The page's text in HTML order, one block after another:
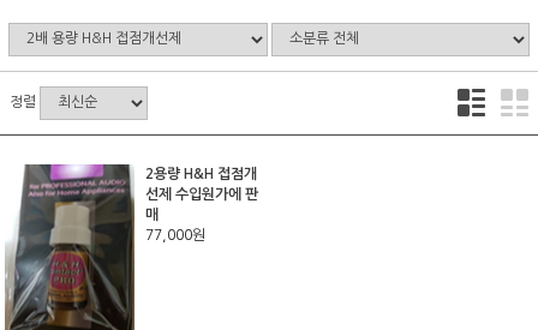
정렬
2용량 H&H 접점개
선제 수입원가에 판
매
77,000원